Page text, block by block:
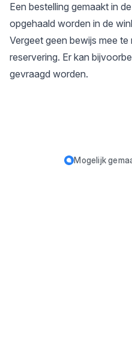
Een bestelling gemaakt in
opgehaald worden in de
Vergeet geen bewijs mee
reservering. Er kan
gevraagd worden.
Mogelijk